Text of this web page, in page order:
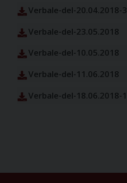
Verbale-del-20.04.2018-3
Verbale-del-23.05.2018
Verbale-del-10.05.2018
Verbale-del-11.06.2018
Verbale-del-18.06.2018-1